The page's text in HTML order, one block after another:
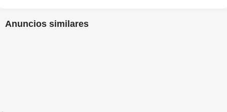
Anuncios similares